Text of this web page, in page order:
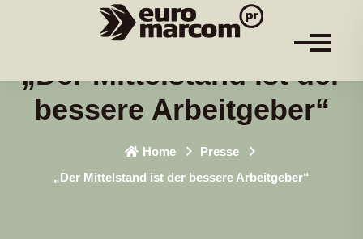
„Der Mittelstand ist der
bessere Arbeitgeber“
Home
Presse
„Der Mittelstand ist der bessere Arbeitgeber“